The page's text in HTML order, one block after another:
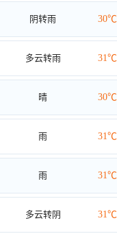
阴转雨 30℃
多云转雨 31℃
晴 30℃
雨 31℃
雨 31℃
多云转阴 31℃